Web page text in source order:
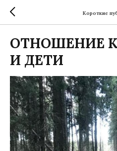
Короткие
ОТНОШЕНИЕ
И ДЕТИ